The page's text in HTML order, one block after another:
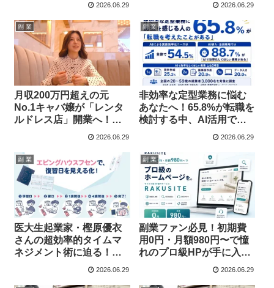
がもっと早く見つかる！
2026.06.29
グセラー記念、ファン待
望の資産形成応援企画！
2026.06.29
副 業
月収200万円超えの元
No.1キャバ嬢が「レンタ
ルドレス店」開業へ！
ABEMA『資産、全部売っ
アルな金銭事情と起業家
としての覚悟
2026.06.29
副 業
非効率な定型業務に悩む
あなたへ！65.8%が転職を
検討する中、AI活用で副
業チャンスと職場改善を
2026.06.29
副 業
医大生起業家・樫原優衣
さんの超効率的タイムマ
ネジメント術に迫る！
『エビングハウスフセ
2026.06.29
副 業
副業ファン必見！初期費
用0円・月額980円〜で憧
れのプロ級HPが手に入
る！「RAKUSITE」があ
2026.06.29